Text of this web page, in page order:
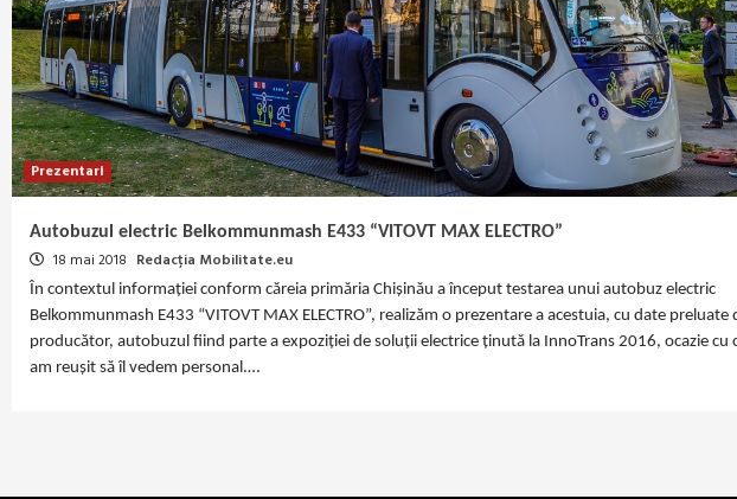
Prezentari
Autobuzul electric Belkommunmash Е433 “VITOVT MAX ELECTRO”
18 mai 2018 Redacția Mobilitate.eu
În contextul informației conform căreia primăria Chișinău a început testarea unui autobuz electric
Belkommunmash Е433 “VITOVT MAX ELECTRO”, realizăm o prezentare a acestuia, cu date preluate
producător, autobuzul fiind parte a expoziției de soluții electrice ținută la InnoTrans 2016, ocazie cu
am reușit să îl vedem personal.…